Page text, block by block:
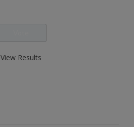
View Results